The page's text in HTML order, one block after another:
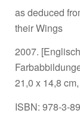
as deduced
their Wings
2007.
21,0 x 14,8
ISBN: 978-3-